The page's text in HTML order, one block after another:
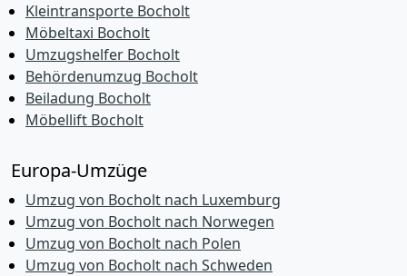
Kleintransporte Bocholt
Möbeltaxi Bocholt
Umzugshelfer Bocholt
Behördenumzug Bocholt
Beiladung Bocholt
Möbellift Bocholt
Europa-Umzüge
Umzug von Bocholt nach Luxemburg
Umzug von Bocholt nach Norwegen
Umzug von Bocholt nach Polen
Umzug von Bocholt nach Schweden